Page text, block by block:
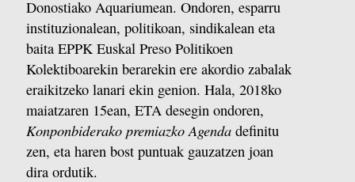
Donostiako Aquariumean. Ondoren, esparru
instituzionalean, politikoan, sindikalean eta
baita EPPK Euskal Preso Politikoen
Kolektiboarekin berarekin ere akordio zabalak
eraikitzeko lanari ekin genion. Hala, 2018ko
maiatzaren 15ean, ETA desegin ondoren,
Konponbiderako premiazko Agendadefinitu
zen, eta haren bost puntuak gauzatzen joan
dira ordutik.